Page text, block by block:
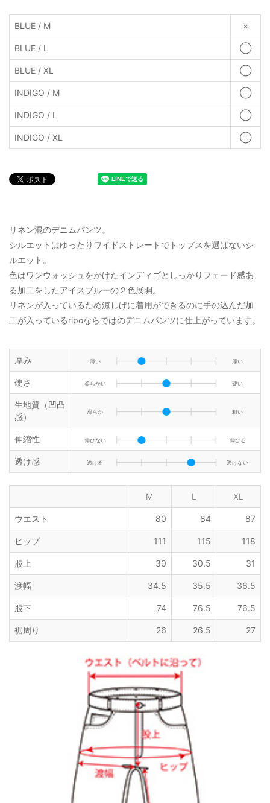
BLUE / M ×
BLUE / L ◯
BLUE / XL ◯
INDIGO / M ◯
INDIGO / L ◯
INDIGO / XL ◯
リネン混のデニムパンツ。
シルエットはゆったりワイドストレートでトップスを選ばないシ
ルエット。
色はワンウォッシュをかけたインディゴとしっかりフェード感あ
る加工をしたアイスブルーの２色展開。
リネンが入っているため涼しげに着用ができるのに手の込んだ加
工が入っているripoならではのデニムパンツに仕上がっています。
厚み 薄い 厚い
硬さ 柔らかい 硬い
生地質（凹凸
感）
滑らか 粗い
伸縮性 伸びない 伸びる
透け感 透ける 透けない
M L XL
ウエスト 80 84 87
ヒップ 111 115 118
股上 30 30.5 31
渡幅 34.5 35.5 36.5
股下 74 76.5 76.5
裾周り 26 26.5 27